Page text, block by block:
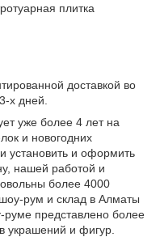
плитка
доставкой во
х дней.
уже более 4 лет на
и новогодних
установить и оформить
нашей работой и
более 4000
рум и склад в Алматы
представлено более
украшений и фигур.